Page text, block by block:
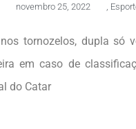
novembro 25, 2022
tornozelos, dupla só
em caso de
do Catar